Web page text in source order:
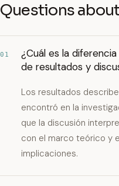
Questions
01
¿Cuál es la
de resultados y
Los resultados
encontró en la
que la discusión
con el marco teórico y
implicaciones.